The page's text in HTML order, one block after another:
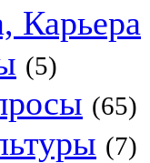
Карьера
(5)
(65)
(7)